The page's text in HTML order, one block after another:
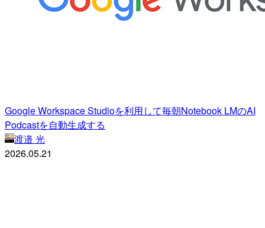
Google Workspace Studioを利用して毎朝Notebook LMのAI
Podcastを自動生成する
渡邉 光
2026.05.21